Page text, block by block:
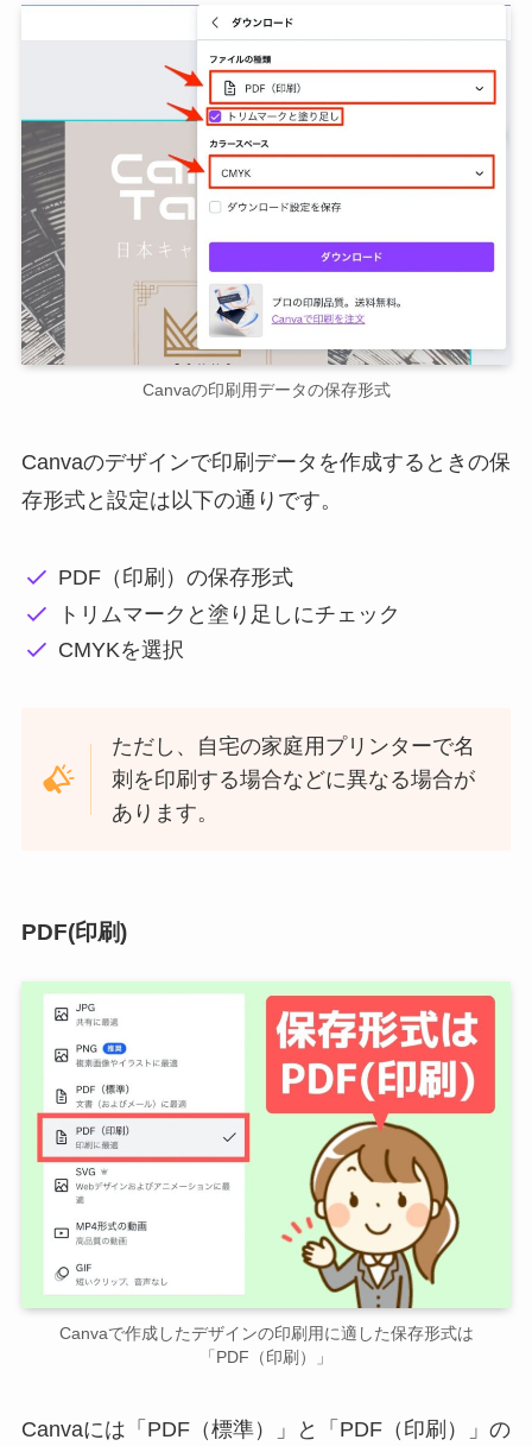
Canvaの印刷用データの保存形式
Canvaのデザインで印刷データを作成するときの保
存形式と設定は以下の通りです。
PDF（印刷）の保存形式
トリムマークと塗り足しにチェック
CMYKを選択
ただし、自宅の家庭用プリンターで名
刺を印刷する場合などに異なる場合が
あります。
PDF(印刷)
Canvaで作成したデザインの印刷用に適した保存形式は
「PDF（印刷）」
Canvaには「PDF（標準）」と「PDF（印刷）」の